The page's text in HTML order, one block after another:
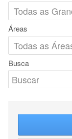
Áreas
Busca